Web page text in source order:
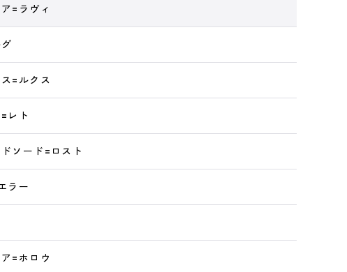
=ラヴィ
=ルクス
レト
ソード=ロスト
ラー
=ホロウ